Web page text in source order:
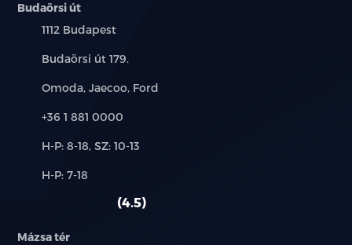
Budaörsi út
Település:
1112 Budapest
Cím:
Budaörsi út 179.
Márkák:
Omoda, Jaecoo, Ford
Telefon:
+36 1 881 0000
Új-
használt
H-P: 8-18, SZ: 10-13
Alkatrész,
H-P: 7-18
4.5
Mázsa tér